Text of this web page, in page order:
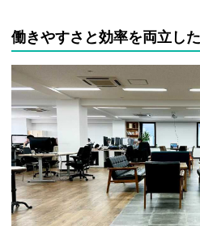
働きやすさと効率を両立し